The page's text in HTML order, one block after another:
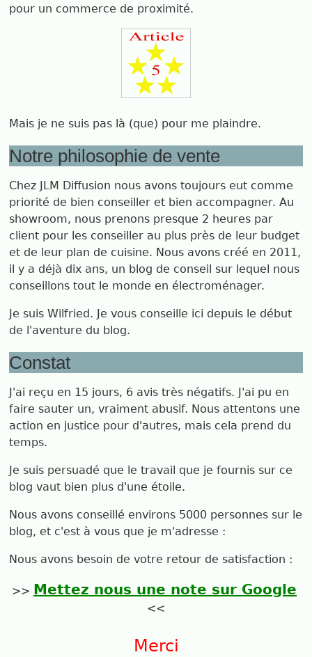
pour un commerce de proximité.
Mais je ne suis pas là (que) pour me plaindre.
Notre philosophie de vente
Chez JLM Diffusion nous avons toujours eut comme
priorité de bien conseiller et bien accompagner. Au
showroom, nous prenons presque 2 heures par
client pour les conseiller au plus près de leur budget
et de leur plan de cuisine. Nous avons créé en 2011,
il y a déjà dix ans, un blog de conseil sur lequel nous
conseillons tout le monde en électroménager.
Je suis Wilfried. Je vous conseille ici depuis le début
de l'aventure du blog.
Constat
J'ai reçu en 15 jours, 6 avis très négatifs. J'ai pu en
faire sauter un, vraiment abusif. Nous attentons une
action en justice pour d'autres, mais cela prend du
temps.
Je suis persuadé que le travail que je fournis sur ce
blog vaut bien plus d'une étoile.
Nous avons conseillé environs 5000 personnes sur le
blog, et c'est à vous que je m'adresse :
Nous avons besoin de votre retour de satisfaction :
>> Mettez nous une note sur Google
<<
Merci